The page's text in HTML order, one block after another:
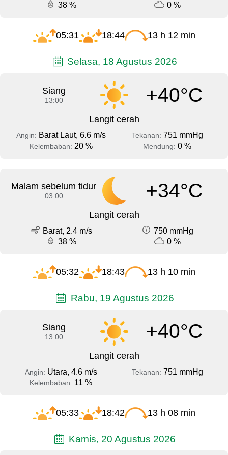
38 %
0 %
05:31 18:44 13 h 12 min
Selasa, 18 Agustus 2026
Siang
13:00 +40°C
Langit cerah
Angin: Barat Laut, 6.6 m/s Tekanan: 751 mmHg
Kelembaban: 20 % Mendung: 0 %
Malam sebelum tidur
03:00 +34°C
Langit cerah
Barat, 2.4 m/s
750 mmHg
38 %
0 %
05:32 18:43 13 h 10 min
Rabu, 19 Agustus 2026
Siang
13:00 +40°C
Langit cerah
Angin: Utara, 4.6 m/s Tekanan: 751 mmHg
Kelembaban: 11 %
05:33 18:42 13 h 08 min
Kamis, 20 Agustus 2026